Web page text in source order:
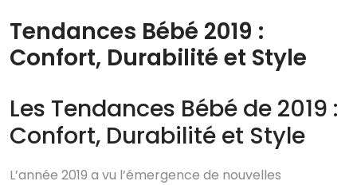
Tendances Bébé 2019 :
Confort, Durabilité et Style
Les Tendances Bébé de 2019 :
Confort, Durabilité et Style
L’année 2019 a vu l’émergence de nouvelles